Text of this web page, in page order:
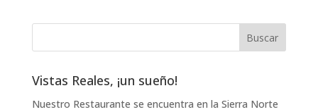
Vistas Reales, ¡un sueño!
Nuestro Restaurante se encuentra en la Sierra Norte